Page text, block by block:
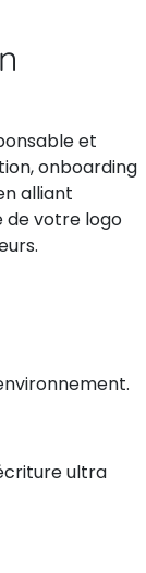
et
onboarding
alliant
de votre logo
ultra